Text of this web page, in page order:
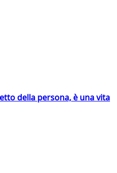
della persona, è una vita